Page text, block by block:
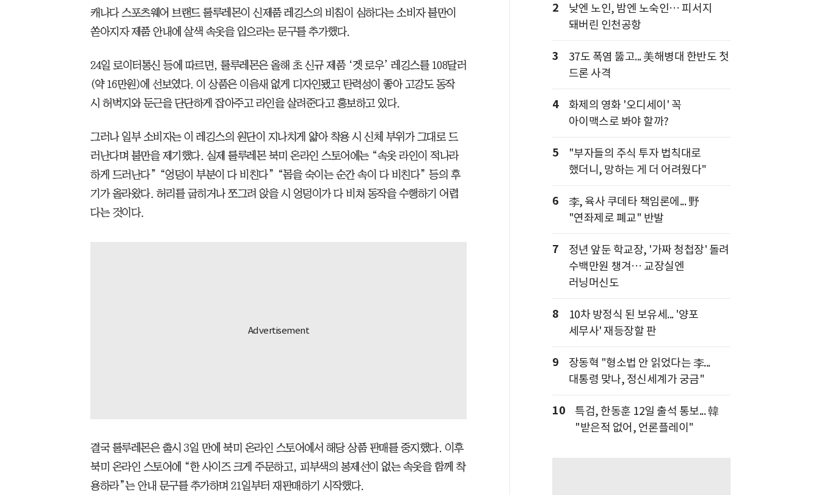
캐나다 스포츠웨어 브랜드 룰루레몬이 신제품 레깅스의 비침이 심하다는 소비자 불만이
쏟아지자 제품 안내에 살색 속옷을 입으라는 문구를 추가했다.
24일 로이터통신 등에 따르면, 룰루레몬은 올해 초 신규 제품 ‘겟 로우’ 레깅스를 108달러
(약 16만원)에 선보였다. 이 상품은 이음새 없게 디자인됐고 탄력성이 좋아 고강도 동작
시 허벅지와 둔근을 단단하게 잡아주고 라인을 살려준다고 홍보하고 있다.
그러나 일부 소비자는 이 레깅스의 원단이 지나치게 얇아 착용 시 신체 부위가 그대로 드
러난다며 불만을 제기했다. 실제 룰루레몬 북미 온라인 스토어에는 “속옷 라인이 적나라
하게 드러난다” “엉덩이 부분이 다 비친다” “몸을 숙이는 순간 속이 다 비친다” 등의 후
기가 올라왔다. 허리를 굽히거나 쪼그려 앉을 시 엉덩이가 다 비쳐 동작을 수행하기 어렵
다는 것이다.
결국 룰루레몬은 출시 3일 만에 북미 온라인 스토어에서 해당 상품 판매를 중지했다. 이후
북미 온라인 스토어에 “한 사이즈 크게 주문하고, 피부색의 봉제선이 없는 속옷을 함께 착
용하라”는 안내 문구를 추가하며 21일부터 재판매하기 시작했다.
2
낮엔 노인, 밤엔 노숙인… 피서지
돼버린 인천공항
3
37도 폭염 뚫고... 美해병대 한반도 첫
드론 사격
4
화제의 영화 '오디세이' 꼭
아이맥스로 봐야 할까?
5
"부자들의 주식 투자 법칙대로
했더니, 망하는 게 더 어려웠다"
6
李, 육사 쿠데타 책임론에... 野
"연좌제로 폐교" 반발
7
정년 앞둔 학교장, '가짜 청첩장' 돌려
수백만원 챙겨… 교장실엔
러닝머신도
8
10차 방정식 된 보유세... '양포
세무사' 재등장할 판
9
장동혁 "형소법 안 읽었다는 李...
대통령 맞나, 정신세계가 궁금"
10
특검, 한동훈 12일 출석 통보... 韓
"받은적 없어, 언론플레이"